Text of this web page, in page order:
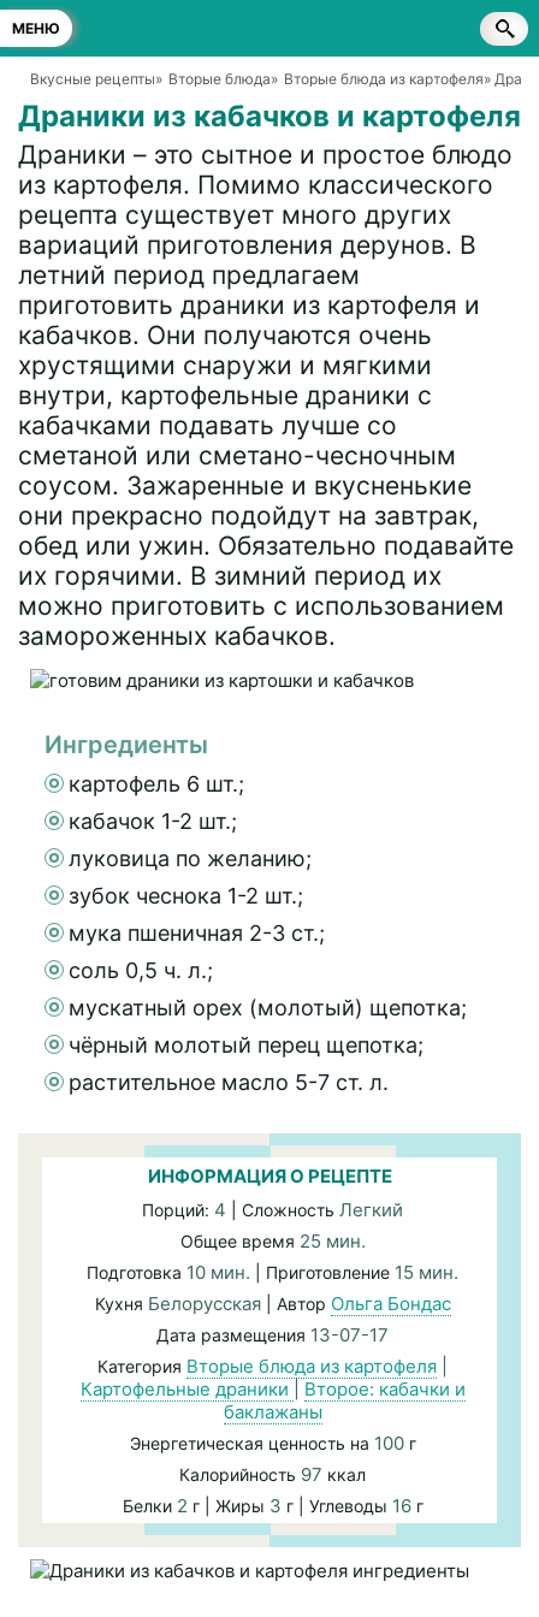
МЕНЮ
Вкусные рецепты» Вторые блюда» Вторые блюда из картофеля»
Драники из кабачков и картофеля
Драники – это сытное и простое блюдо
из картофеля. Помимо классического
рецепта существует много других
вариаций приготовления дерунов. В
летний период предлагаем
приготовить драники из картофеля и
кабачков. Они получаются очень
хрустящими снаружи и мягкими
внутри, картофельные драники с
кабачками подавать лучше со
сметаной или сметано-чесночным
соусом. Зажаренные и вкусненькие
они прекрасно подойдут на завтрак,
обед или ужин. Обязательно подавайте
их горячими. В зимний период их
можно приготовить с использованием
замороженных кабачков.
Ингредиенты
картофель 6 шт.;
кабачок 1-2 шт.;
луковица по желанию;
зубок чеснока 1-2 шт.;
мука пшеничная 2-3 ст.;
соль 0,5 ч. л.;
мускатный орех (молотый) щепотка;
чёрный молотый перец щепотка;
растительное масло 5-7 ст. л.
ИНФОРМАЦИЯ О РЕЦЕПТЕ
Порций: 4 | Сложность Легкий
Общее время 25 мин.
Подготовка 10 мин. | Приготовление 15 мин.
Кухня Белорусская| Автор Ольга Бондас
Дата размещения 13-07-17
Категория Вторые блюда из картофеля
Картофельные драники
Второе: кабачки и
баклажаны
Энергетическая ценность на 100г
Калорийность 97 ккал
Белки 2 г | Жиры 3 г | Углеводы 16г